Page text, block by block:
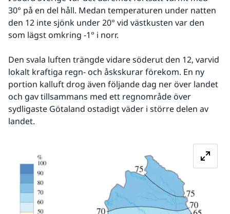
30° på en del håll. Medan temperaturen under natten
den 12 inte sjönk under 20° vid västkusten var den
som lägst omkring -1° i norr.
Den svala luften trängde vidare söderut den 12, varvid
lokalt kraftiga regn- och åskskurar förekom. En ny
portion kalluft drog även följande dag ner över landet
och gav tillsammans med ett regnområde över
sydligaste Götaland ostadigt väder i större delen av
landet.